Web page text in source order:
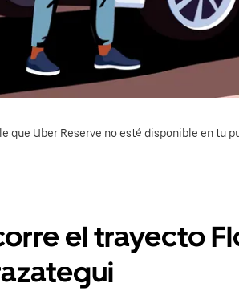
que Uber Reserve no esté disponible en tu
el trayecto